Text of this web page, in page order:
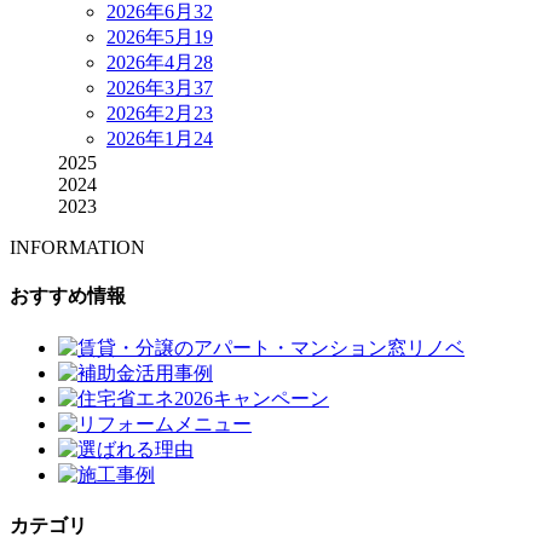
2026年6月 32
2026年5月 19
2026年4月 28
2026年3月 37
2026年2月 23
2026年1月 24
2025
2024
2023
INFORMATION
おすすめ情報
カテゴリ